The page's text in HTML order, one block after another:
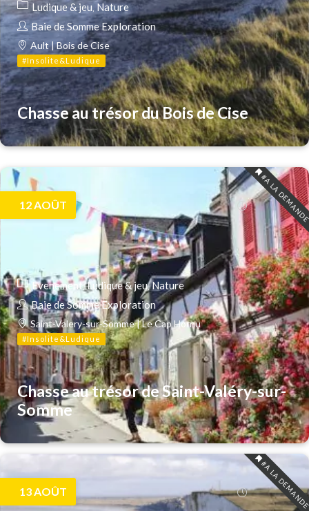
Ludique & jeu Nature
Baie de Somme Exploration
Ault | Bois de Cise
#Insolite&Ludique
Chasse au trésor du Bois de Cise
#A LA
12 AOÛT
Evenement Ludique & jeu Nature
Baie de Somme Exploration
Saint-Valery-sur-Somme | Le Cap Hornu
#Insolite&Ludique
Chasse au trésor de Saint-Valéry-sur-
Somme
#A LA
13 AOÛT